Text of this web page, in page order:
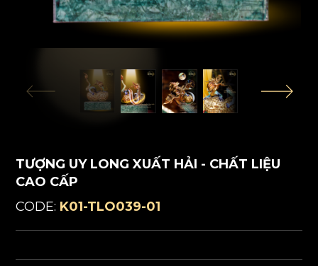
TƯỢNG UY LONG XUẤT HẢI - CHẤT LIỆU
CAO CẤP
CODE: K01-TLO039-01